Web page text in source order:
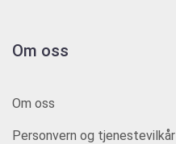
Om oss
Om oss
Personvern og tjenestevilkår